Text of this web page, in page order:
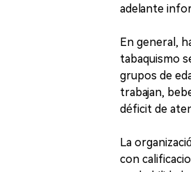
adelante
En general,
tabaquismo
grupos de
trabajan,
déficit de
La
con